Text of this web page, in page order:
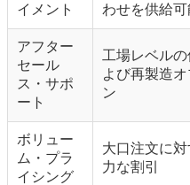
イメント
わせを供給可
アフター
セール
ス・サポ
ート
工場レベル
よび再製造オ
ン
ボリュー
ム・プラ
イシング
大口注文に
力な割引